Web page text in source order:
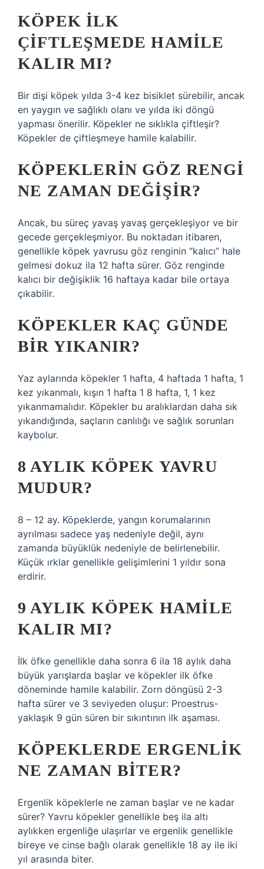
KÖPEK ILK
ÇIFTLEŞMEDE HAMILE
KALIR MI?
Bir dişi köpek yılda 3-4 kez bisiklet sürebilir, ancak
en yaygın ve sağlıklı olanı ve yılda iki döngü
yapması önerilir. Köpekler ne sıklıkla çiftleşir?
Köpekler de çiftleşmeye hamile kalabilir.
KÖPEKLERIN GÖZ RENGI
NE ZAMAN DEĞIŞIR?
Ancak, bu süreç yavaş yavaş gerçekleşiyor ve bir
gecede gerçekleşmiyor. Bu noktadan itibaren,
genellikle köpek yavrusu göz renginin “kalıcı” hale
gelmesi dokuz ila 12 hafta sürer. Göz renginde
kalıcı bir değişiklik 16 haftaya kadar bile ortaya
çıkabilir.
KÖPEKLER KAÇ GÜNDE
BIR YIKANIR?
Yaz aylarında köpekler 1 hafta, 4 haftada 1 hafta, 1
kez yıkanmalı, kışın 1 hafta 1 8 hafta, 1, 1 kez
yıkanmamalıdır. Köpekler bu aralıklardan daha sık
yıkandığında, saçların canlılığı ve sağlık sorunları
kaybolur.
8 AYLIK KÖPEK YAVRU
MUDUR?
8 – 12 ay. Köpeklerde, yangın korumalarının
ayrılması sadece yaş nedeniyle değil, aynı
zamanda büyüklük nedeniyle de belirlenebilir.
Küçük ırklar genellikle gelişimlerini 1 yıldır sona
erdirir.
9 AYLIK KÖPEK HAMILE
KALIR MI?
İlk öfke genellikle daha sonra 6 ila 18 aylık daha
büyük yarışlarda başlar ve köpekler ilk öfke
döneminde hamile kalabilir. Zorn döngüsü 2-3
hafta sürer ve 3 seviyeden oluşur: Proestrus-
yaklaşık 9 gün süren bir sıkıntının ilk aşaması.
KÖPEKLERDE ERGENLIK
NE ZAMAN BITER?
Ergenlik köpeklerle ne zaman başlar ve ne kadar
sürer? Yavru köpekler genellikle beş ila altı
aylıkken ergenliğe ulaşırlar ve ergenlik genellikle
bireye ve cinse bağlı olarak genellikle 18 ay ile iki
yıl arasında biter.